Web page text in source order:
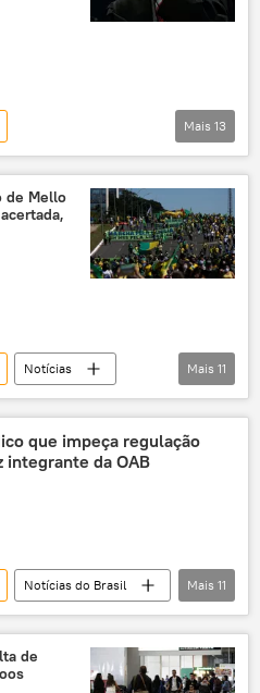
Lava Jato
Lula da Silva
Mais 13
de Mello
Notícias
juristas
advogados
Mais 11
que impeça regulação
integrante da OAB
Notícias do Brasil
maconha
Dodge
Terra
Mais 11
de